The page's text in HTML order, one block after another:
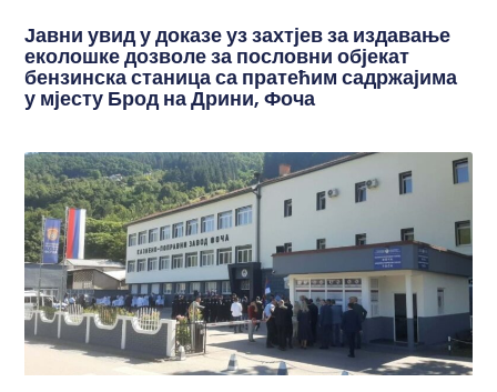
Јавни увид у доказе уз захтјев за издавање
еколошке дозволе за пословни објекат
бензинска станица са пратећим садржајима
у мјесту Брод на Дрини, Фоча